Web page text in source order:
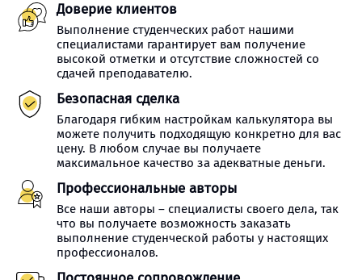
Доверие клиентов
Выполнение студенческих работ нашими
специалистами гарантирует вам получение
высокой отметки и отсутствие сложностей со
сдачей преподавателю.
Безопасная сделка
Благодаря гибким настройкам калькулятора вы
можете получить подходящую конкретно для вас
цену. В любом случае вы получаете
максимальное качество за адекватные деньги.
Профессиональные авторы
Все наши авторы – специалисты своего дела, так
что вы получаете возможность заказать
выполнение студенческой работы у настоящих
профессионалов.